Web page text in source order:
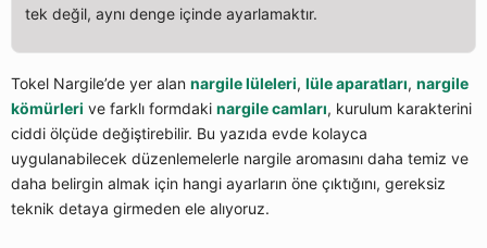
tek değil, aynı denge içinde ayarlamaktır.
Tokel Nargile’de yer alan nargile lüleleri, lüle aparatları, nargile
kömürleri ve farklı formdaki nargile camları, kurulum karakterini
ciddi ölçüde değiştirebilir. Bu yazıda evde kolayca
uygulanabilecek düzenlemelerle nargile aromasını daha temiz ve
daha belirgin almak için hangi ayarların öne çıktığını, gereksiz
teknik detaya girmeden ele alıyoruz.